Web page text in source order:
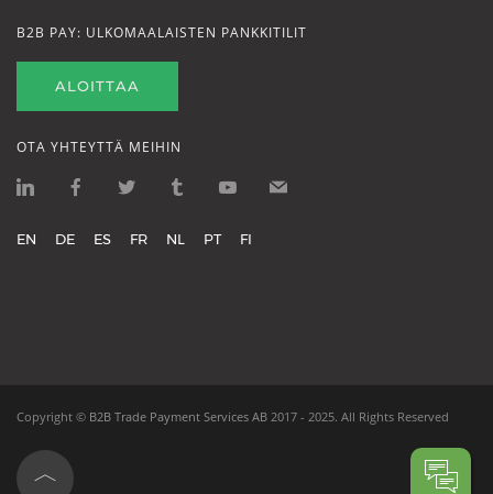
B2B PAY: ULKOMAALAISTEN PANKKITILIT
ALOITTAA
OTA YHTEYTTÄ MEIHIN
EN DE ES FR NL PT FI
Copyright © B2B Trade Payment Services AB 2017 - 2025. All Rights Reserved